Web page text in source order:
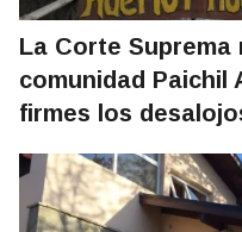
La Corte
comunidad Paichil
firmes los